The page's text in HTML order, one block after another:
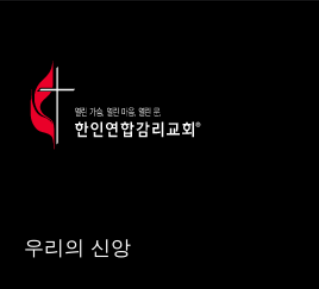
우리의 신앙